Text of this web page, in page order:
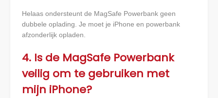
Helaas ondersteunt de MagSafe Powerbank geen
dubbele oplading. Je moet je iPhone en powerbank
afzonderlijk opladen.
4. Is de MagSafe Powerbank
veilig om te gebruiken met
mijn iPhone?